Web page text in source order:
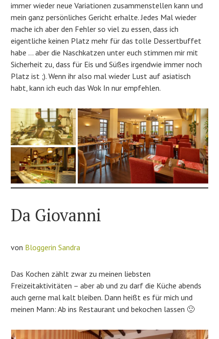
immer wieder neue Variationen zusammenstellen kann und
mein ganz persönliches Gericht erhalte. Jedes Mal wieder
mache ich aber den Fehler so viel zu essen, dass ich
eigentliche keinen Platz mehr für das tolle Dessertbuffet
habe … aber die Naschkatzen unter euch stimmen mir mit
Sicherheit zu, dass für Eis und Süßes irgendwie immer noch
Platz ist ;). Wenn ihr also mal wieder Lust auf asiatisch
habt, kann ich euch das Wok In nur empfehlen.
Da Giovanni
von Bloggerin Sandra
Das Kochen zählt zwar zu meinen liebsten
Freizeitaktivitäten – aber ab und zu darf die Küche abends
auch gerne mal kalt bleiben. Dann heißt es für mich und
meinen Mann: Ab ins Restaurant und bekochen lassen 🙂